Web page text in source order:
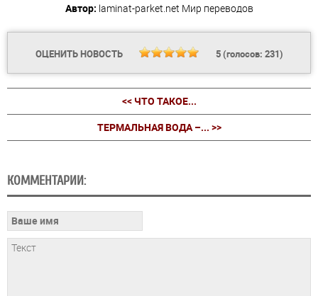
Автор: laminat-parket.net Мир переводов
ОЦЕНИТЬ НОВОСТЬ 5(голосов: 231)
<< ЧТО ТАКОЕ...
ТЕРМАЛЬНАЯ ВОДА –... >>
КОММЕНТАРИИ: